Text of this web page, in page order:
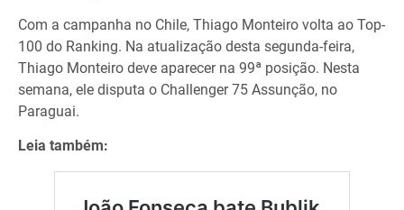
Com a campanha no Chile, Thiago Monteiro volta ao Top-
100 do Ranking. Na atualização desta segunda-feira,
Thiago Monteiro deve aparecer na 99ª posição. Nesta
semana, ele disputa o Challenger 75 Assunção, no
Paraguai.
Leia também: